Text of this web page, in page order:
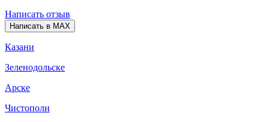
Написать отзыв
Написать в MAX
Казани
Зеленодольске
Арске
Чистополи